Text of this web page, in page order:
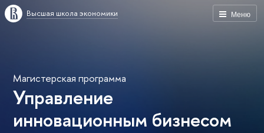
Меню
ысшая школа экономики
Магистерская программа
Управление
инновационным бизнесом